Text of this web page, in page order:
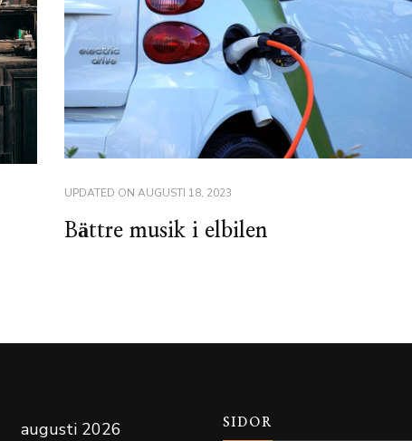
UPDATED ON AUGUSTI 18, 2023
Bättre musik i elbilen
augusti 2026 SIDOR